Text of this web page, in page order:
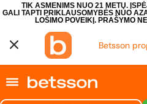
TIK ASMENIMS NUO 21 METŲ.
GALI TAPTI PRIKLAUSOMYBĖS NUO
LOŠIMO POVEIKĮ. PRAŠYMO
Betsson